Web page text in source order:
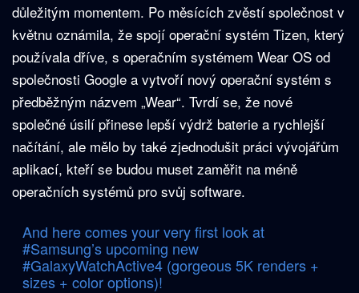
důležitým momentem. Po měsících zvěstí společnost v
květnu oznámila, že spojí operační systém Tizen, který
používala dříve, s operačním systémem Wear OS od
společnosti Google a vytvoří nový operační systém s
předběžným názvem „Wear“. Tvrdí se, že nové
společné úsilí přinese lepší výdrž baterie a rychlejší
načítání, ale mělo by také zjednodušit práci vývojářům
aplikací, kteří se budou muset zaměřit na méně
operačních systémů pro svůj software.
And here comes your very first look at
#Samsung’s upcoming new
#GalaxyWatchActive4(gorgeous 5K renders +
sizes + color options)!